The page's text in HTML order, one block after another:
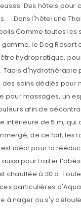
Des hôtels pour
Dans l'hôtel une
Comme toutes les
le Dog Resort
hydropratique,
Tapis d'hydrothérapie
soins dédiés pour
pour massages, un
afin de
intérieure de 5 m, qui
de ce fait, les
idéal pour la
pour traiter
chauffée à 30 o.
particulières
à nager ou s'y